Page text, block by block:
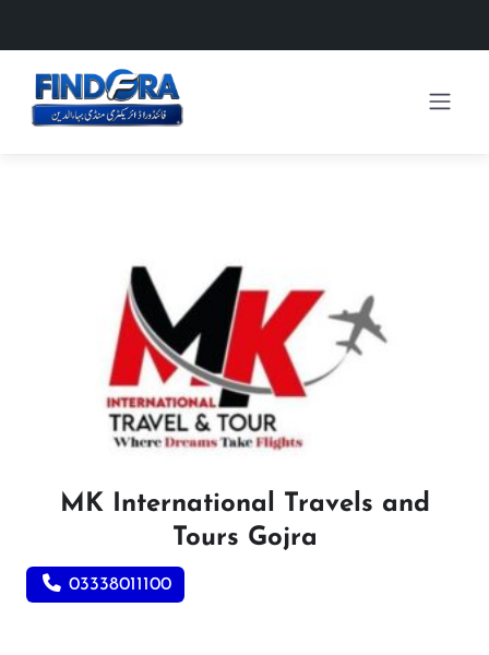
MK International Travels and
Tours Gojra
03338011100